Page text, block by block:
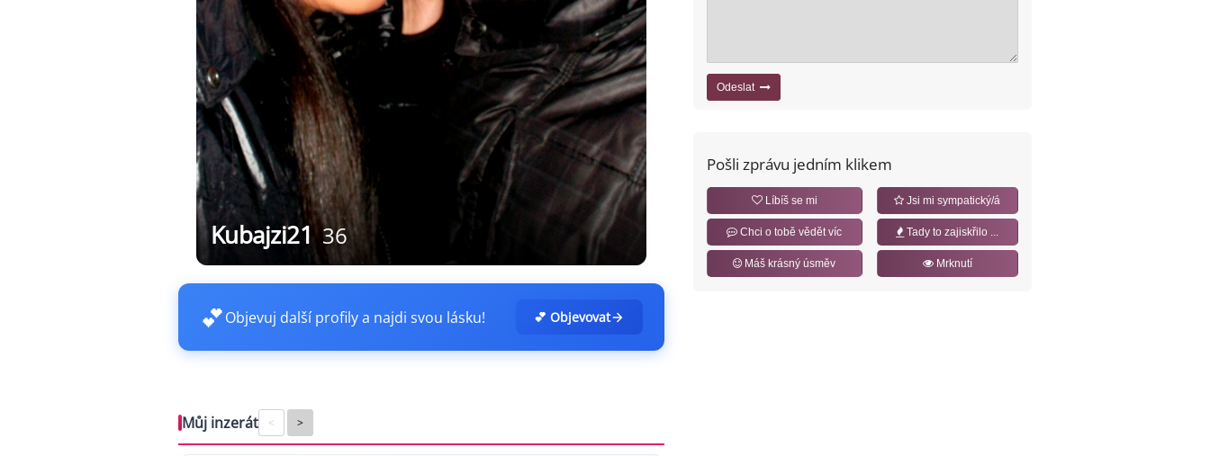
Kubajzi21 36
💕Objevuj další profily a najdi svou lásku! 💕 Objevovat
Můj inzerát < >
Odeslat
Pošli zprávu jedním klikem
Líbíš se mi Jsi mi sympatický/á
Chci o tobě vědět víc Tady to zajiskřilo ...
Máš krásný úsměv Mrknutí